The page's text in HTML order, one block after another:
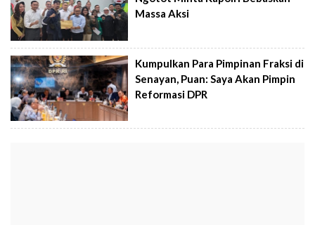
Massa Aksi
Kumpulkan Para Pimpinan Fraksi di
Senayan, Puan: Saya Akan Pimpin
Reformasi DPR